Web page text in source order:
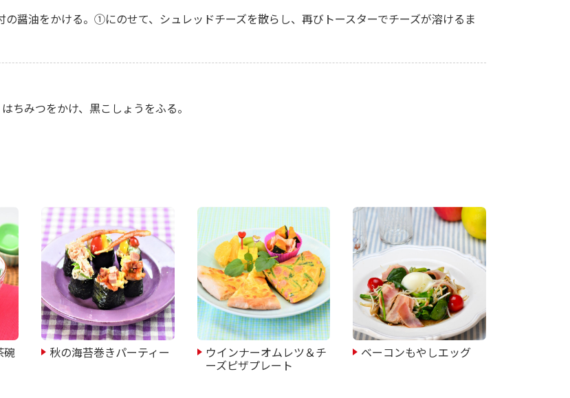
醤油をかける。①にのせて、シュレッドチーズを散らし、再びトースターでチーズが溶けるま
みつをかけ、黒こしょうをふる。
碗 秋の海苔巻きパーティー ウインナーオムレツ＆チ
ーズピザプレート
ベーコンもやしエッグ